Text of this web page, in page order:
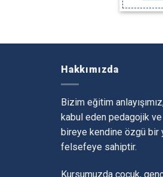
Hakkımızda
Bizim eğitim
kabul eden pedagojik
bireye kendine özgü bir
felsefeye sahiptir.
Kursumuzda çocuk,